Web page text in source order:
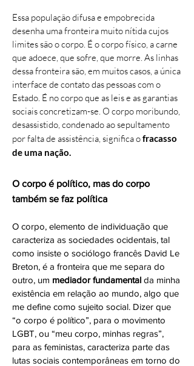
Essa população difusa e empobrecida
desenha uma fronteira muito nítida cujos
limites são o corpo. É o corpo físico, a carne
que adoece, que sofre, que morre. As linhas
dessa fronteira são, em muitos casos, a única
interface de contato das pessoas com o
Estado. É no corpo que as leis e as garantias
sociais concretizam-se. O corpo moribundo,
desassistido, condenado ao sepultamento
por falta de assistência, significa ofracasso
de uma nação.
O corpo é político, mas do corpo
também se faz política
O corpo, elemento de individuação que
caracteriza as sociedades ocidentais, tal
como insiste o sociólogo francês David Le
Breton, é a fronteira que me separa do
outro, um mediador fundamental da minha
existência em relação ao mundo, algo que
me define como sujeito social. Dizer que
“o corpo é político”, para o movimento
LGBT, ou “meu corpo, minhas regras”,
para as feministas, caracteriza parte das
lutas sociais contemporâneas em torno do